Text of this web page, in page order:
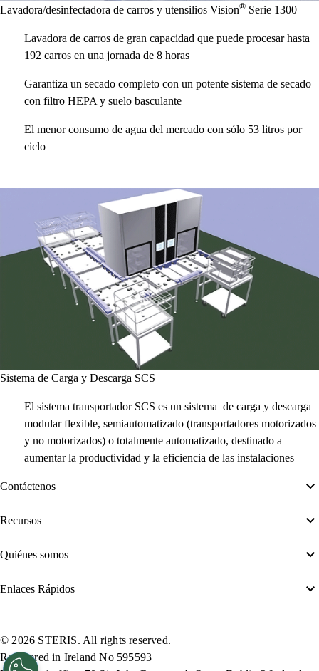
Lavadora/desinfectadora de carros y utensilios Vision® Serie 1300
Lavadora de carros de gran capacidad que puede procesar hasta
192 carros en una jornada de 8 horas
Garantiza un secado completo con un potente sistema de secado
con filtro HEPA y suelo basculante
El menor consumo de agua del mercado con sólo 53 litros por
ciclo
Sistema de Carga y Descarga SCS
El sistema transportador SCS es un sistema de carga y descarga
modular flexible, semiautomatizado (transportadores motorizados
y no motorizados) o totalmente automatizado, destinado a
aumentar la productividad y la eficiencia de las instalaciones
Contáctenos
Recursos
Quiénes somos
Enlaces Rápidos
© 2026 STERIS. All rights reserved.
Registered in Ireland No 595593